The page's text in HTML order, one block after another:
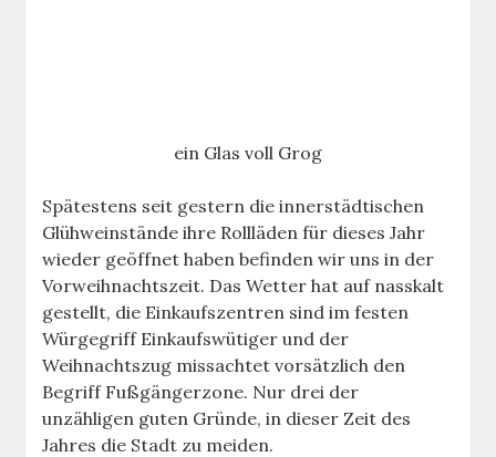
ein Glas voll Grog
Spätestens seit gestern die innerstädtischen
Glühweinstände ihre Rollläden für dieses Jahr
wieder geöffnet haben befinden wir uns in der
Vorweihnachtszeit. Das Wetter hat auf nasskalt
gestellt, die Einkaufszentren sind im festen
Würgegriff Einkaufswütiger und der
Weihnachtszug missachtet vorsätzlich den
Begriff Fußgängerzone. Nur drei der
unzähligen guten Gründe, in dieser Zeit des
Jahres die Stadt zu meiden.